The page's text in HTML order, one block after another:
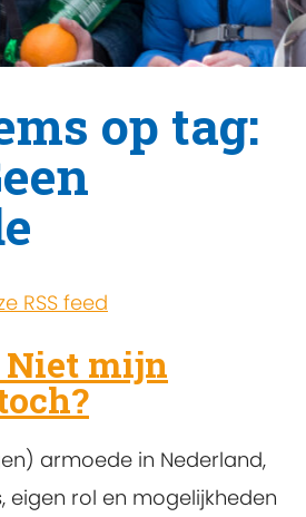
op tag:
RSS feed
Niet mijn
armoede in Nederland,
eigen rol en mogelijkheden